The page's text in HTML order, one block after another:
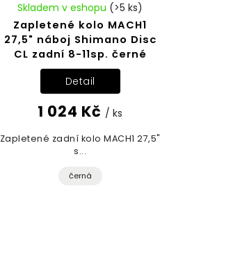
Zapletené kolo MACH1
27,5" náboj Shimano Disc
CL zadní 8-11sp. černé
Skladem v eshopu (>5 ks)
1 024 Kč / ks
Detail
Zapletené zadní kolo MACH1 27,5"
s...
černá